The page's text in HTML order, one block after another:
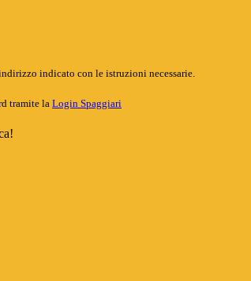
indicato con le istruzioni necessarie.
tramite la Login Spaggiari